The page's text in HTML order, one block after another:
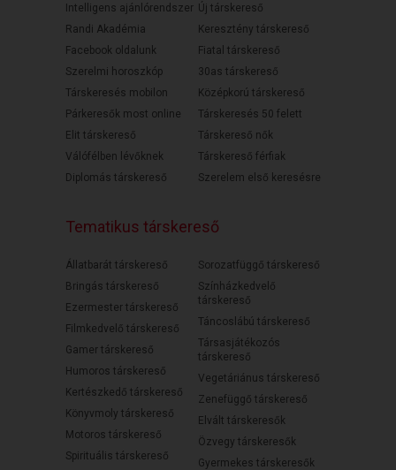
Intelligens ajánlórendszer
Randi Akadémia
Facebook oldalunk
Szerelmi horoszkóp
Társkeresés mobilon
Párkeresők most online
Elit társkereső
Válófélben lévőknek
Diplomás társkereső
Új társkereső
Keresztény társkereső
Fiatal társkereső
30as társkereső
Középkorú társkereső
Társkeresés 50 felett
Társkereső nők
Társkereső férfiak
Szerelem első keresésre
Tematikus társkereső
Állatbarát társkereső
Bringás társkereső
Ezermester társkereső
Filmkedvelő társkereső
Gamer társkereső
Humoros társkereső
Kertészkedő társkereső
Könyvmoly társkereső
Motoros társkereső
Spirituális társkereső
Sorozatfüggő társkereső
Színházkedvelő
társkereső
Táncoslábú társkereső
Társasjátékozós
társkereső
Vegetáriánus társkereső
Zenefüggő társkereső
Elvált társkeresők
Özvegy társkeresők
Gyermekes társkeresők